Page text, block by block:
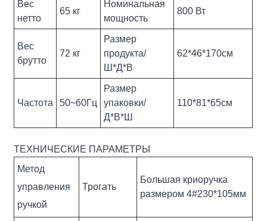
Вес
нетто
65 кг
Номинальная
мощность
800 Вт
Вес
брутто
72 кг
Размер
продукта/
Ш*Д*В
62*46*170см
Частота 50~60Гц
Размер
упаковки/
Д*В*Ш
110*81*65см
ТЕХНИЧЕСКИЕ ПАРАМЕТРЫ
Метод
управления
ручкой
Трогать
Большая криоручка
размером 4#230*105мм